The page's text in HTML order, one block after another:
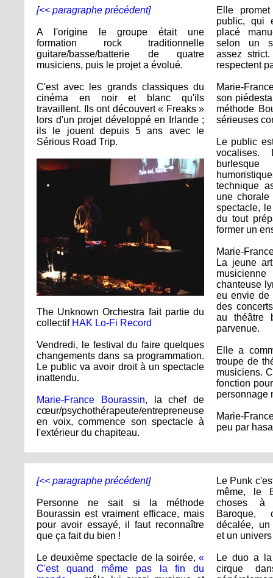
[<< paragraphe précédent]
A l'origine le groupe était une
formation rock traditionnelle
guitare/basse/batterie de quatre
musiciens, puis le projet a évolué.
C'est avec les grands classiques du
cinéma en noir et blanc qu'ils
travaillent. Ils ont découvert « Freaks »
lors d'un projet développé en Irlande ;
ils le jouent depuis 5 ans avec le
Sérious Road Trip.
The Unknown Orchestra fait partie du
collectif HAK Lo-Fi Record
Vendredi, le festival du faire quelques
changements dans sa programmation.
Le public va avoir droit à un spectacle
inattendu.
Marie-France Bourassin, la chef de
cœur/psychothérapeute/entrepreneuse
en voix, commence son spectacle à
l'extérieur du chapiteau.
Elle
public, qui
placé
selon un
assez
respectent
Marie-
son
méthode
sérieuses
Le public
vocalises.
technique
une
spectacle,
du tout
former un
Marie-
La jeune
chanteuse
eu envie de
des
au théâtre
parvenue.
Elle a
troupe de
musiciens.
fonction
personnage
Marie-
peu par
[<< paragraphe précédent]
Personne ne sait si la méthode
Bourassin est vraiment efficace, mais
pour avoir essayé, il faut reconnaître
que ça fait du bien !
Le deuxième spectacle de la soirée, «
C'est quand même pas la fin du
Le Punk
même, le
choses à
Baroque,
décalée, un
et un
Le duo a
cirque